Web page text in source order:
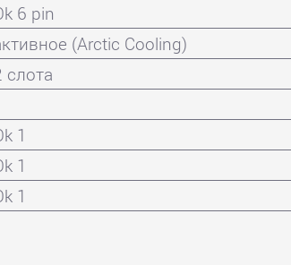
6 pin
(Arctic Cooling)
слота
1
1
1